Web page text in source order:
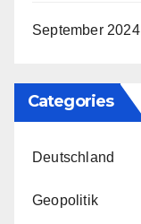
September 2024
Categories
Deutschland
Geopolitik